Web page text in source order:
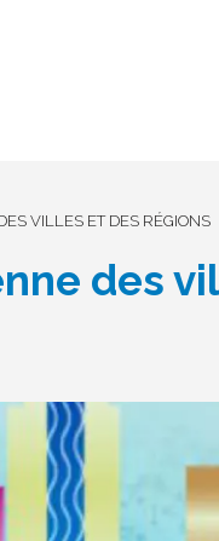
VILLES ET DES RÉGIONS
des